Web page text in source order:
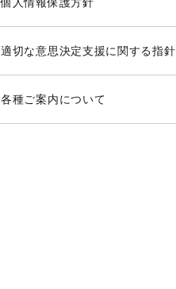
適切な意思決定支援に関する指針
各種ご案内について